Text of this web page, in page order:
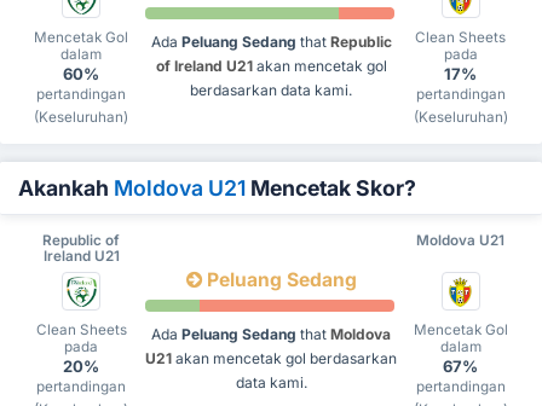
Mencetak Gol
dalam
60%
pertandingan
(Keseluruhan)
Ada Peluang Sedang that Republic
of Ireland U21akan mencetak gol
berdasarkan data kami.
Clean Sheets
pada
17%
pertandingan
(Keseluruhan)
Akankah Moldova U21 Mencetak Skor?
Republic of
Ireland U21
Moldova U21
Clean Sheets
pada
20%
pertandingan
Peluang Sedang
Ada Peluang Sedang that Moldova
U21 akan mencetak gol berdasarkan
data kami.
Mencetak Gol
dalam
67%
pertandingan